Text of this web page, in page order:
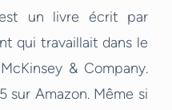
est un livre écrit par
qui travaillait dans le
& Company.
sur Amazon. Même si